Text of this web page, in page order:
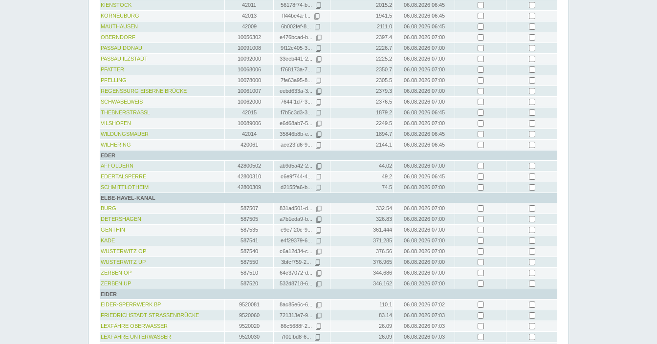
KIENSTOCK
42011 56178f74-b... 2015.2
06.08.2026 06:45
KORNEUBURG
42013 ff44be4a-f... 1941.5
06.08.2026 06:45
MAUTHAUSEN
42009 6b002fef-8... 2111.0
06.08.2026 06:45
OBERNDORF
10056302 e476bcad-b... 2397.4
06.08.2026 07:00
PASSAU DONAU
10091008 9f12c405-3... 2226.7
06.08.2026 07:00
PASSAU ILZSTADT
10092000 33ceb441-2... 2225.2
06.08.2026 07:00
PFATTER
10068006 f768173a-7... 2350.7
06.08.2026 07:00
PFELLING
10078000 7fe63a95-8... 2305.5
06.08.2026 07:00
REGENSBURG EISERNE BRÜCKE
10061007 eebd633a-3... 2379.3
06.08.2026 07:00
SCHWABELWEIS
10062000 7644f1d7-3... 2376.5
06.08.2026 07:00
THEBNERSTRASSL
42015 f7b5c3d3-3... 1879.2
06.08.2026 06:45
VILSHOFEN
10089006 e6d68ab7-5... 2249.5
06.08.2026 07:00
WILDUNGSMAUER
42014 35846b8b-e... 1894.7
06.08.2026 06:45
WILHERING
420061 aec23fd6-9... 2144.1
06.08.2026 06:45
EDER
AFFOLDERN
42800502 ab9d5a42-2... 44.02
06.08.2026 07:00
EDERTALSPERRE
42800310 c6e9f744-4... 49.2
06.08.2026 06:45
SCHMITTLOTHEIM
42800309 d2155fa6-b... 74.5
06.08.2026 07:00
ELBE-HAVEL-KANAL
BURG
587507 831ad501-d... 332.54
06.08.2026 07:00
DETERSHAGEN
587505 a7b1eda9-b... 326.83
06.08.2026 07:00
GENTHIN
587535 e9e7f20c-9... 361.444
06.08.2026 07:00
KADE
587541 e4f29379-6... 371.285
06.08.2026 07:00
WUSTERWITZ OP
587540 c6a12d34-c... 376.56
06.08.2026 07:00
WUSTERWITZ UP
587550 3bfcf759-2... 376.965
06.08.2026 07:00
ZERBEN OP
587510 64c37072-d... 344.686
06.08.2026 07:00
ZERBEN UP
587520 532d8718-6... 346.162
06.08.2026 07:00
EIDER
EIDER-SPERRWERK BP
9520081 8ac85e6c-6... 110.1
06.08.2026 07:02
FRIEDRICHSTADT STRASSENBRÜCKE
9520060 721313e7-9... 83.14
06.08.2026 07:03
LEXFÄHRE OBERWASSER
9520020 86c5688f-2... 26.09
06.08.2026 07:03
LEXFÄHRE UNTERWASSER
9520030 7f01fbd8-6... 26.09
06.08.2026 07:03